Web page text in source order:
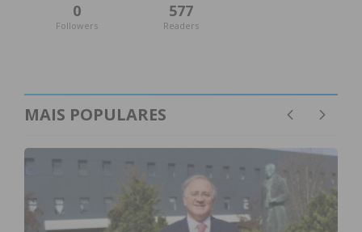
0
Followers
577
Readers
MAIS POPULARES